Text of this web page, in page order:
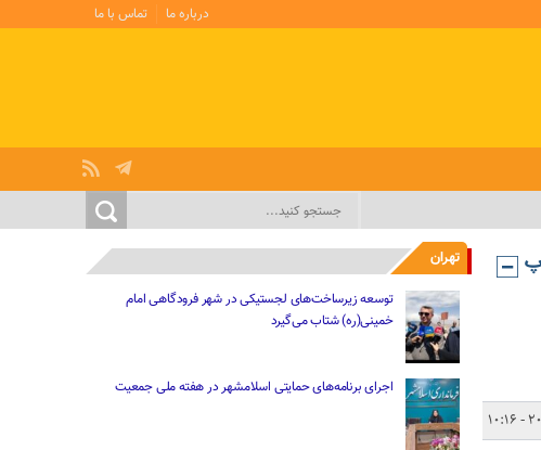
درباره ما تماس با ما
تهران
توسعه زیرساخت‌های لجستیکی در شهر فرودگاهی امام
خمینی(ره) شتاب می‌گیرد
اجرای برنامه‌های حمایتی اسلامشهر در هفته ملی جمعیت